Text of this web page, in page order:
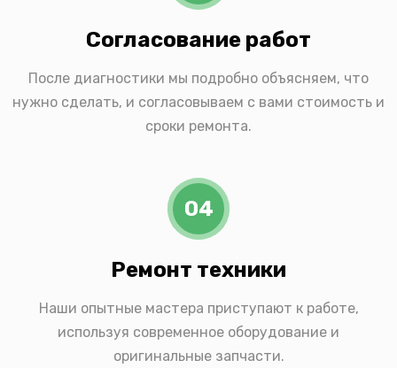
Согласование работ
После диагностики мы подробно объясняем, что
нужно сделать, и согласовываем с вами стоимость и
сроки ремонта.
04
Ремонт техники
Наши опытные мастера приступают к работе,
используя современное оборудование и
оригинальные запчасти.